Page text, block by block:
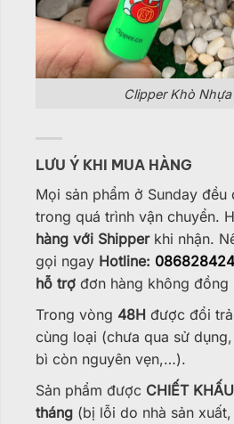
Clipper Khò Nhựa
LƯU Ý KHI MUA HÀNG
Mọi sản phẩm ở Sunday đều
trong quá trình vận chuyển.
hàng với Shipperkhi nhận.
gọi ngay Hotline:
hỗ trợ đơn hàng không đồng
Trong vòng 48H được đổi
cùng loại (chưa qua sử
bì còn nguyên vẹn,…).
Sản phẩm được CHIẾT KHẤU
tháng (bị lỗi do nhà sản